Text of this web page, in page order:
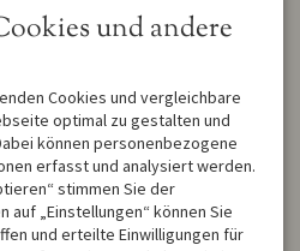
ZUVERLÄSSIG
Sonntag für Sie da. Sollten
wir gerade unterwegs sein,
hinterlassen Sie einfach eine
Nachricht auf dem
Anrufbeantworter oder
schreiben Sie uns eine E-
Mail.
und andere
Cookies und vergleichbare
optimal zu gestalten und
können personenbezogene
erfasst und analysiert werden.
stimmen Sie der
auf „Einstellungen“ können Sie
und erteilte Einwilligungen für